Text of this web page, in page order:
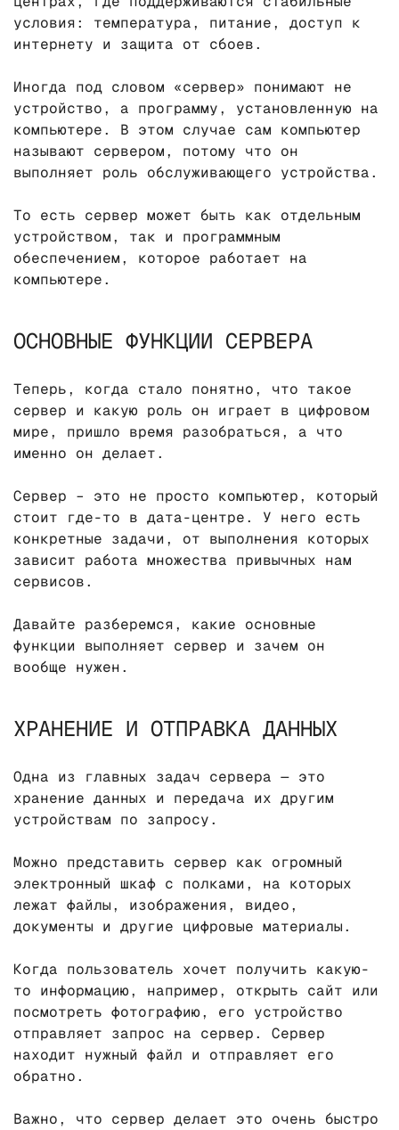
условия: температура, питание, доступ к
интернету и защита от сбоев.
Иногда под словом «сервер» понимают не
устройство, а программу, установленную на
компьютере. В этом случае сам компьютер
называют сервером, потому что он
выполняет роль обслуживающего устройства.
То есть сервер может быть как отдельным
устройством, так и программным
обеспечением, которое работает на
компьютере.
ОСНОВНЫЕ ФУНКЦИИ СЕРВЕРА
Теперь, когда стало понятно, что такое
сервер и какую роль он играет в цифровом
мире, пришло время разобраться, а что
именно он делает.
Сервер – это не просто компьютер, который
стоит где-то в дата-центре. У него есть
конкретные задачи, от выполнения которых
зависит работа множества привычных нам
сервисов.
Давайте разберемся, какие основные
функции выполняет сервер и зачем он
вообще нужен.
ХРАНЕНИЕ И ОТПРАВКА ДАННЫХ
Одна из главных задач сервера — это
хранение данных и передача их другим
устройствам по запросу.
Можно представить сервер как огромный
электронный шкаф с полками, на которых
лежат файлы, изображения, видео,
документы и другие цифровые материалы.
Когда пользователь хочет получить какую-
то информацию, например, открыть сайт или
посмотреть фотографию, его устройство
отправляет запрос на сервер. Сервер
находит нужный файл и отправляет его
обратно.
Важно, что сервер делает это очень быстро